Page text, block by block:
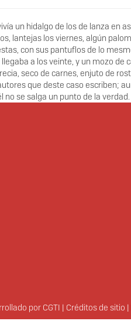
un hidalgo de los de lanza en
lantejas los viernes, algún
con sus pantuflos de lo
a los veinte, y un mozo
seco de carnes, enjuto de
que deste caso escriben;
se salga un punto de la verdad.
por CGTI | Créditos de sitio |